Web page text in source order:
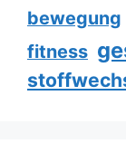
bewegung
fitness